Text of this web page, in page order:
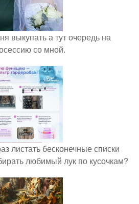
выкупать а тут очередь на
со мной.
листать бесконечные списки
любимый лук по кусочкам?